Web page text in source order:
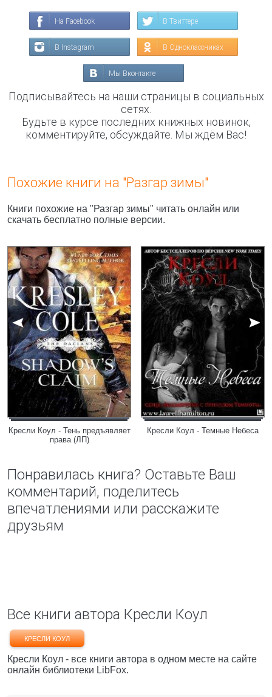
На Facebook В Твиттере
В Instagram В Одноклассниках
Мы Вконтакте
Подписывайтесь на наши страницы в социальных
сетях.
Будьте в курсе последних книжных новинок,
комментируйте, обсуждайте. Мы ждём Вас!
Похожие книги на "Разгар зимы"
Книги похожие на "Разгар зимы" читать онлайн или
скачать бесплатно полные версии.
Кресли Коул - Тень предъявляет
права (ЛП)
Кресли Коул - Темные Небеса
Понравилась книга? Оставьте Ваш
комментарий, поделитесь
впечатлениями или расскажите
друзьям
Все книги автора Кресли Коул
КРЕСЛИ КОУЛ
Кресли Коул - все книги автора в одном месте на сайте
онлайн библиотеки LibFox.